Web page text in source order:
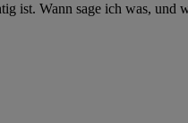
ist. Wann sage ich was,